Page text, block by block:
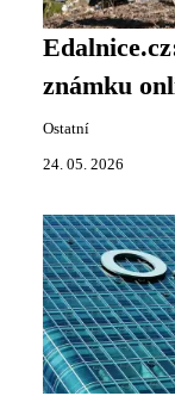
známku
Ostatní
24. 05. 2026